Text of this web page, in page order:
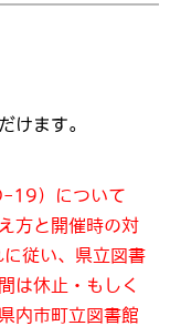
けます。
19）について
方と開催時の対
従い、県立図書
は休止・もしく
内市町立図書館